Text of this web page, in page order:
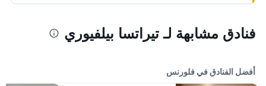
فنادق مشابهة لـ تيراتسا بيلفيوري
أفضل الفنادق في فلورنس